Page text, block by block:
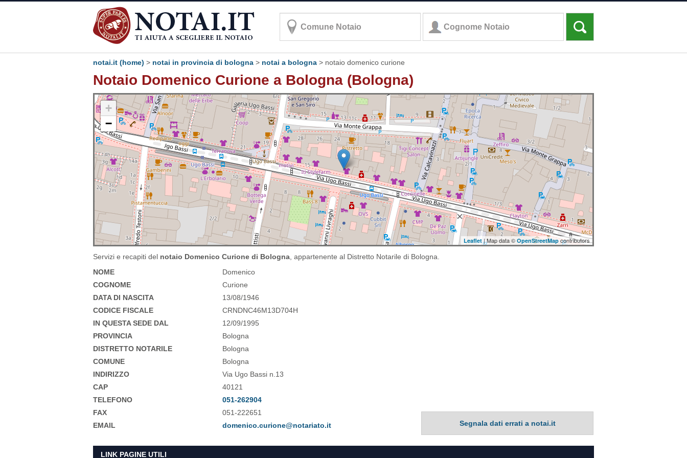
notai.it (home) > notai in provincia di bologna > notai a bologna > notaio domenico curione
Notaio Domenico Curione a Bologna (Bologna)
+
−
Leaflet| Map data © OpenStreetMapcontributors
Servizi e recapiti del notaio Domenico Curione di Bologna , appartenente al Distretto Notarile di Bologna.
NOME
Domenico
COGNOME
Curione
DATA DI NASCITA
13/08/1946
CODICE FISCALE
CRNDNC46M13D704H
IN QUESTA SEDE DAL
12/09/1995
PROVINCIA
Bologna
DISTRETTO NOTARILE
Bologna
COMUNE
Bologna
INDIRIZZO
Via Ugo Bassi n.13
CAP
40121
TELEFONO
051-262904
FAX
051-222651
EMAIL
domenico.curione@notariato.it Segnala dati errati a notai.it
LINK PAGINE UTILI